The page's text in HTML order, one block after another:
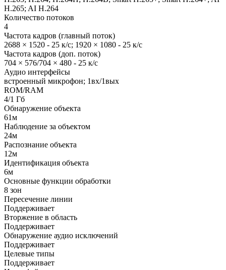
H.265; AI H.264
Количество потоков
4
Частота кадров (главный поток)
2688 × 1520 - 25 к/с; 1920 × 1080 - 25 к/с
Частота кадров (доп. поток)
704 × 576/704 × 480 - 25 к/с
Аудио интерфейсы
встроенный микрофон; 1вх/1вых
ROM/RAM
4/1 Гб
Обнаружение объекта
61м
Наблюдение за объектом
24м
Распознание объекта
12м
Идентификация объекта
6м
Основные функции обработки
8 зон
Пересечение линии
Поддерживает
Вторжение в область
Поддерживает
Обнаружение аудио исключений
Поддерживает
Целевые типы
Поддерживает